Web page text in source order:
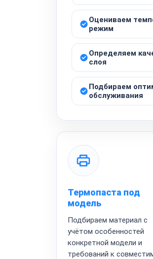
Оцениваем
режим
Определяем
слоя
Подбираем
обслуживания
Термопаста под
модель
Подбираем материал с
учётом особенностей
конкретной модели и
требований к